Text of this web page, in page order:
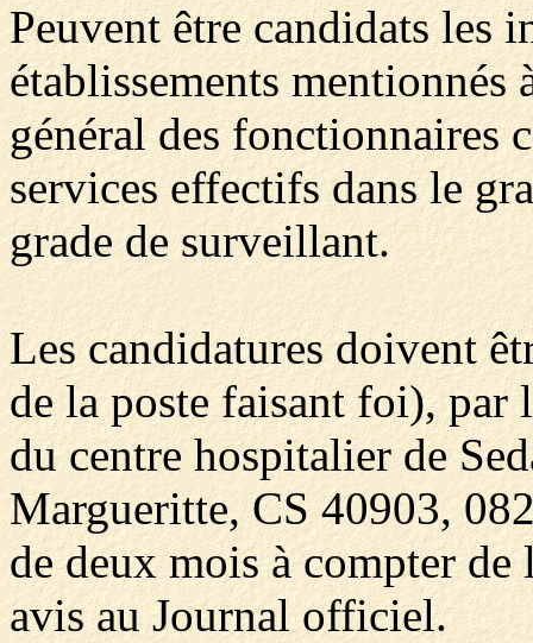
Peuvent être candidats les
établissements
général des fonctionnaires
services effectifs dans le
grade de surveillant.
Les candidatures doivent
de la poste faisant foi), par
du centre hospitalier de
Margueritte, CS 40903,
de deux mois à compter
avis au Journal officiel.